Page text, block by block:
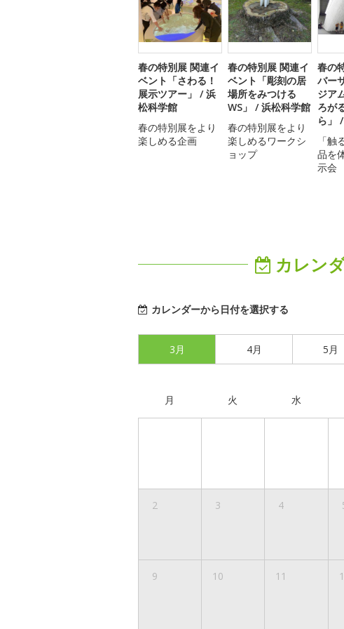
春の特別展 関連イ
ベント「さわる！
展示ツアー」 / 浜
松科学館
春の特別展をより
楽しめる企画
春の特別展 関連イ
ベント「彫刻の居
場所をみつける
WS」 / 浜松科学館
春の特別展をより
楽しめるワークシ
ョップ
春の
バー
ジア
ろが
ら」
「触
品を
示会
カレン
カレンダーから日付を選択する
3月 4月 5月
月 火 水
2 3 4
9 10 11